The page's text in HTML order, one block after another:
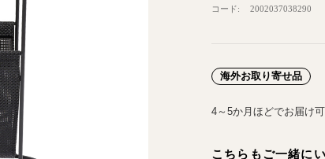
コード: 2002037038290
海外お取り寄せ品
4～5か月ほどでお届け
こちらもご一緒に